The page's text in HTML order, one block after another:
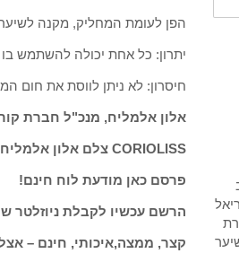
הפן לעומת המחליק, מקנה לשיער
יתרון: כל אחת יכולה להשתמש
חיסרון: לא ניתן לווסת את חום
אלון אלמליח, מנכ"ל חברת
CORIOLISS צלם אלון אלמליח הפן החדש
פרסם כאן מודעת לוח חינם!
הרשם עכשיו לקבלת ניוזלטר
קצר, ממצה,איכותי, חינם –